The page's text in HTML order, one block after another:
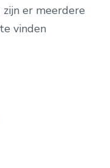
zijn er meerdere
vinden